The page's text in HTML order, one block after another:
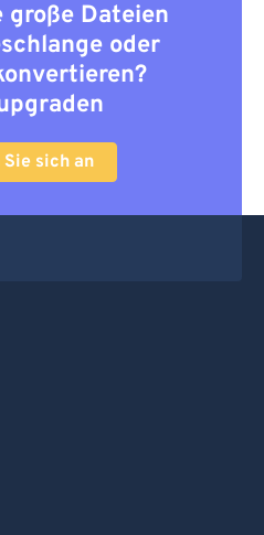
große Dateien
oder
Sie sich an